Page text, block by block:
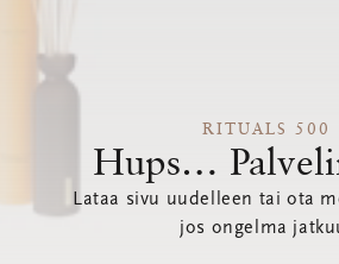
RITUALS 500
Hups…
Lataa sivu uudelleen tai ota
jos ongelma